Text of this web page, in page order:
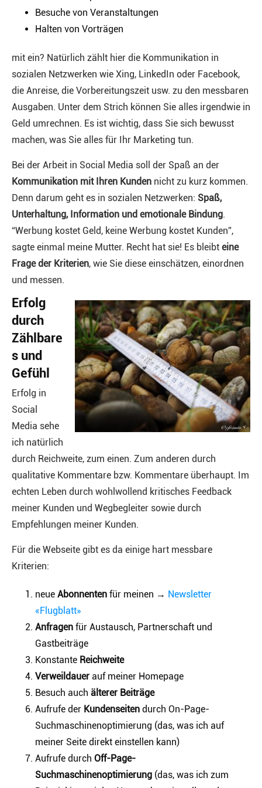
Besuche von Veranstaltungen
Halten von Vorträgen
mit ein? Natürlich zählt hier die Kommunikation in
sozialen Netzwerken wie Xing, LinkedIn oder Facebook,
die Anreise, die Vorbereitungszeit usw. zu den messbaren
Ausgaben. Unter dem Strich können Sie alles irgendwie in
Geld umrechnen. Es ist wichtig, dass Sie sich bewusst
machen, was Sie alles für Ihr Marketing tun.
Bei der Arbeit in Social Media soll der Spaß an der
Kommunikation mit Ihren Kunden nicht zu kurz kommen.
Denn darum geht es in sozialen Netzwerken: Spaß,
Unterhaltung, Information und emotionale Bindung.
“Werbung kostet Geld, keine Werbung kostet Kunden”,
sagte einmal meine Mutter. Recht hat sie! Es bleibt eine
Frage der Kriterien, wie Sie diese einschätzen, einordnen
und messen.
Erfolg
durch
Zählbare
s und
Gefühl
Erfolg in
Social
Media sehe
ich natürlich
durch Reichweite, zum einen. Zum anderen durch
qualitative Kommentare bzw. Kommentare überhaupt. Im
echten Leben durch wohlwollend kritisches Feedback
meiner Kunden und Wegbegleiter sowie durch
Empfehlungen meiner Kunden.
Für die Webseite gibt es da einige hart messbare
Kriterien:
neue Abonnenten für meinen → Newsletter
«Flugblatt»
Anfragen für Austausch, Partnerschaft und
Gastbeiträge
Konstante Reichweite
Verweildauer auf meiner Homepage
Besuch auch älterer Beiträge
Aufrufe der Kundenseiten durch On-Page-
Suchmaschinenoptimierung (das, was ich auf
meiner Seite direkt einstellen kann)
Aufrufe durch Off-Page-
Suchmaschinenoptimierung (das, was ich zum